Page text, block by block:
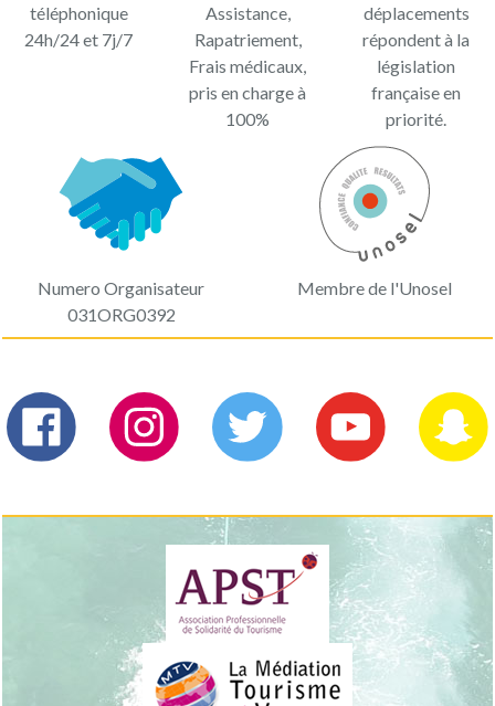
téléphonique
24h/24 et 7j/7
Assistance,
Rapatriement,
Frais médicaux,
pris en charge à
100%
déplacements
répondent à la
législation
française en
priorité.
Numero Organisateur
031ORG0392
Membre de l'Unosel